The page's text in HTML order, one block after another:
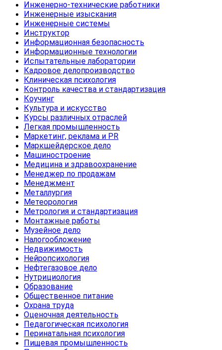
Инженерно-технические работники
Инженерные изыскания
Инженерные системы
Инструктор
Информационная безопасность
Информационные технологии
Испытательные лаборатории
Кадровое делопроизводство
Клиническая психология
Контроль качества и стандартизация
Коучинг
Культура и искусство
Курсы различных отраслей
Легкая промышленность
Маркетинг, реклама и PR
Маркшейдерское дело
Машиностроение
Медицина и здравоохранение
Менеджер по продажам
Менеджмент
Металлургия
Метеорология
Метрология и стандартизация
Монтажные работы
Музейное дело
Налогообложение
Недвижимость
Нейропсихология
Нефтегазовое дело
Нутрициология
Образование
Общественное питание
Охрана труда
Оценочная деятельность
Педагогическая психология
Перинатальная психология
Пищевая промышленность